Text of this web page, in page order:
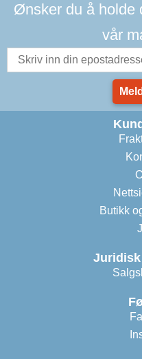
Ønsker du å holde
vår
Butikk